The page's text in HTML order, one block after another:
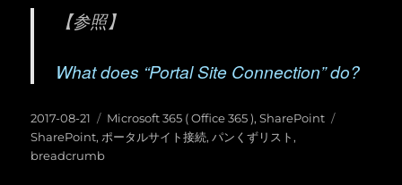
【参照】
What does “Portal Site Connection” do?
投
稿
日:
2017-08-21
カ
テ
Microsoft 365 ( Office 365 ),SharePoint
SharePoint, ポータルサイト接続,パンくずリスト ,
breadcrumb